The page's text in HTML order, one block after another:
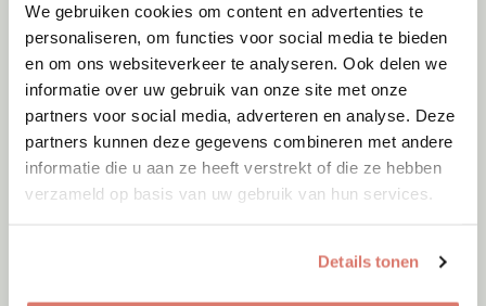
We gebruiken cookies om content en advertenties te
personaliseren, om functies voor social media te bieden
en om ons websiteverkeer te analyseren. Ook delen we
informatie over uw gebruik van onze site met onze
partners voor social media, adverteren en analyse. Deze
partners kunnen deze gegevens combineren met andere
informatie die u aan ze heeft verstrekt of die ze hebben
verzameld op basis van uw gebruik van hun services.
Details tonen